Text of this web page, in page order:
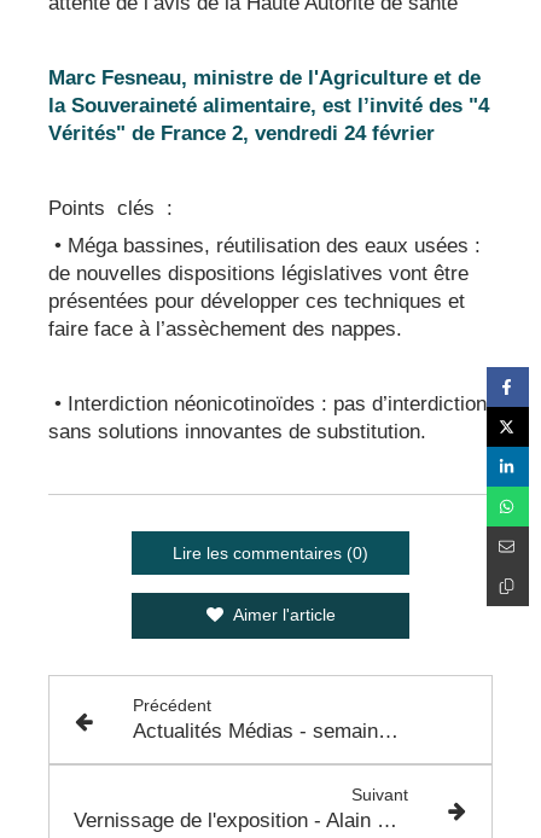
Marc Fesneau, ministre de l'Agriculture et de
la Souveraineté alimentaire, est l’invité des "4
Vérités" de France 2, vendredi 24 février
Points clés :
• Méga bassines, réutilisation des eaux usées :
de nouvelles dispositions législatives vont être
présentées pour développer ces techniques et
faire face à l’assèchement des nappes.
• Interdiction néonicotinoïdes : pas d’interdiction
sans solutions innovantes de substitution.
Lire les commentaires (0)
Aimer l'article
Précédent
Actualités Médias - semaine du 20 Février 2023
Suivant
Vernissage de l'exposition - Alain Ben Khelifa